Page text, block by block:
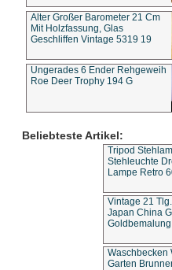
Alter Großer Barometer 21 Cm
Mit Holzfassung, Glas
Geschliffen Vintage 5319 19
Ungerades 6 Ender Rehgeweih
Roe Deer Trophy 194 G
Beliebteste Artikel:
Tripod
Stehleuchte
Lampe Retro
Vintage 21
Japan China
Waschbecken
Garten